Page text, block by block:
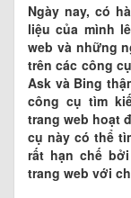
Ngày nay, có
liệu của mình
web và những
trên các công
Ask và Bing
công cụ tìm
trang web hoạt
cụ này có thể
rất hạn chế
trang web với